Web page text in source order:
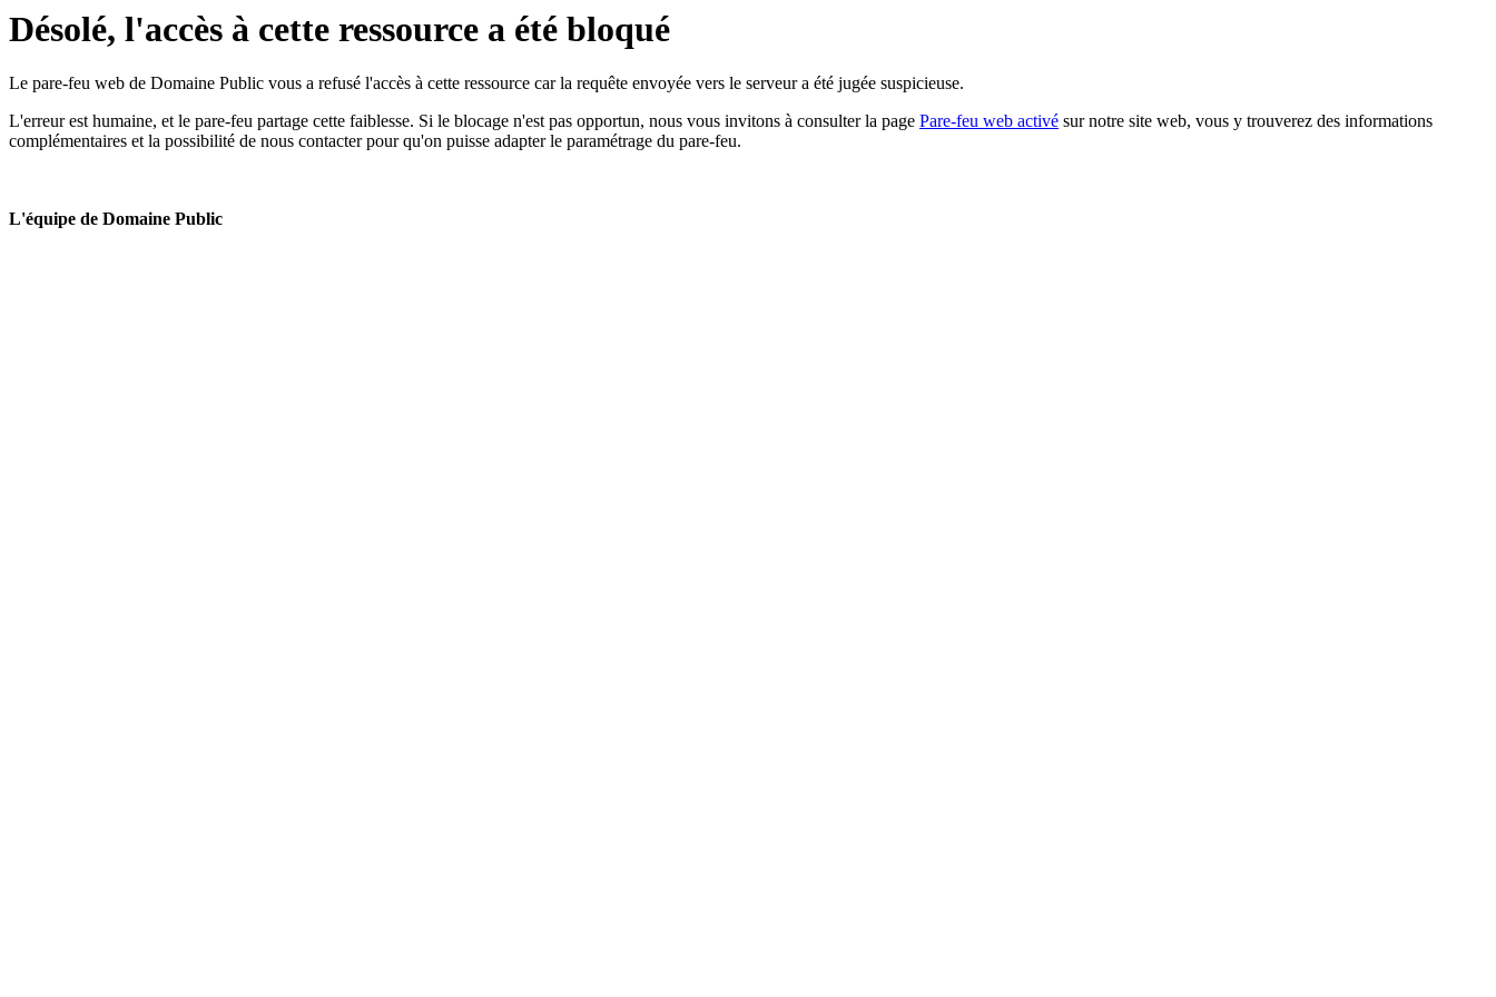
Désolé, l'accès à cette ressource a été bloqué
Le pare-feu web de Domaine Public vous a refusé l'accès à cette ressource car la requête envoyée vers le serveur a été jugée suspicieuse.
L'erreur est humaine, et le pare-feu partage cette faiblesse. Si le blocage n'est pas opportun, nous vous invitons à consulter la page Pare-feu web activé sur notre site web, vous y trouverez des informations
complémentaires et la possibilité de nous contacter pour qu'on puisse adapter le paramétrage du pare-feu.
L'équipe de Domaine Public